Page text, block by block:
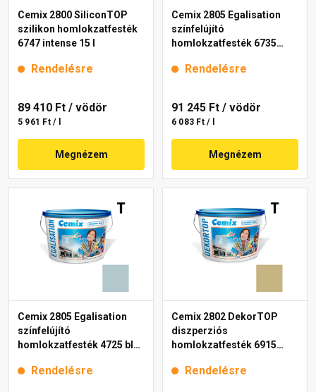
Cemix 2800 SiliconTOP
szilikon homlokzatfesték
6747 intense 15 l
Rendelésre
89 410 Ft / vödör
5 961 Ft / l
Megnézem
Cemix 2805 Egalisation
színfelújító
homlokzatfesték 6735
Rendelésre
91 245 Ft / vödör
6 083 Ft / l
Megnézem
Cemix 2805 Egalisation
színfelújító
homlokzatfesték 4725 blue
Rendelésre
Cemix 2802 DekorTOP
diszperziós
homlokzatfesték 6915
Rendelésre